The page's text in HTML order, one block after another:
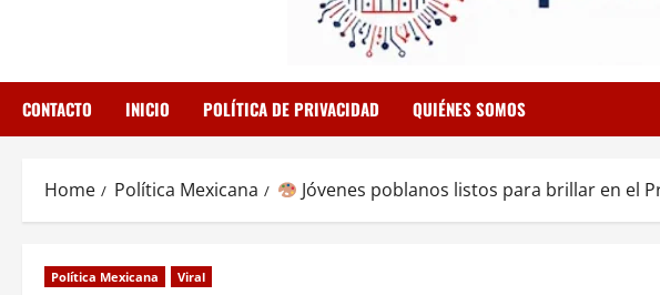
CONTACTO INICIO POLÍTICA DE PRIVACIDAD QUIÉNES SOMOS
Home Política Mexicana Jóvenes poblanos listos para brillar en el
Política Mexicana Viral